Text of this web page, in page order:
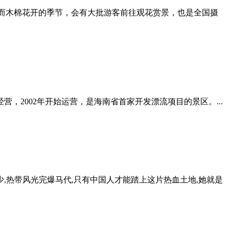
木棉花开的季节，会有大批游客前往观花赏景，也是全国摄
，2002年开始运营，是海南省首家开发漂流项目的景区。...
带风光完爆马代,只有中国人才能踏上这片热血土地,她就是